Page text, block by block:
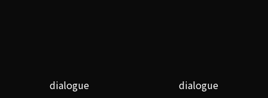
dialogue dialogue